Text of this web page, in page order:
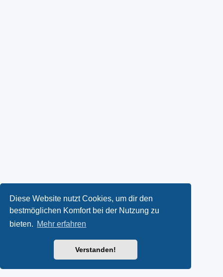
Diese Website nutzt Cookies, um dir den
bestmöglichen Komfort bei der Nutzung zu
bieten. Mehr erfahren
Verstanden!